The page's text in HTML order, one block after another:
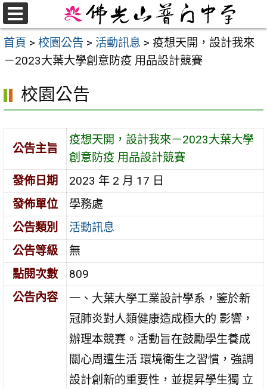
跳
至
主
要
首頁 > 校園公告 > 活動訊息 > 疫想天開，設計我來
－2023大葉大學創意防疫 用品設計競賽
校園公告
公告主旨
疫想天開，設計我來－2023大葉大學
創意防疫 用品設計競賽
發佈日期
2023 年 2 月 17 日
發佈單位
學務處
公告類別
活動訊息
公告等級
無
點閱次數
809
公告內容
一、大葉大學工業設計學系，鑒於新
冠肺炎對人類健康造成極大的 影響，
辦理本競賽。活動旨在鼓勵學生養成
關心周遭生活 環境衛生之習慣，強調
設計創新的重要性，並提昇學生獨 立
選
單